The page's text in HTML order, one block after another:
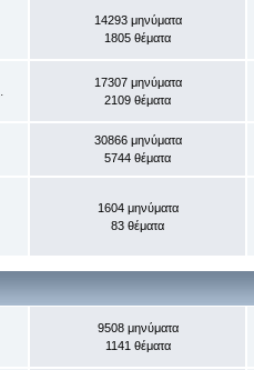
14293 μηνύματα
1805 θέματα
17307 μηνύματα
2109 θέματα
30866 μηνύματα
5744 θέματα
1604 μηνύματα
83 θέματα
9508 μηνύματα
1141 θέματα